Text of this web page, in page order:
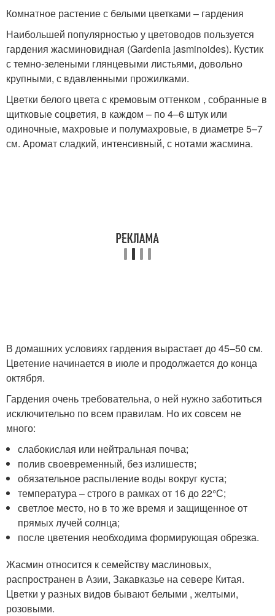
Комнатное растение с белыми цветками – гардения
Наибольшей популярностью у цветоводов пользуется
гардения жасминовидная (Gardenia jasminoides). Кустик
с темно-зелеными глянцевыми листьями, довольно
крупными, с вдавленными прожилками.
Цветки белого цвета с кремовым оттенком , собранные в
щитковые соцветия, в каждом – по 4–6 штук или
одиночные, махровые и полумахровые, в диаметре 5–7
см. Аромат сладкий, интенсивный, с нотами жасмина.
В домашних условиях гардения вырастает до 45–50 см.
Цветение начинается в июле и продолжается до конца
октября.
Гардения очень требовательна, о ней нужно заботиться
исключительно по всем правилам. Но их совсем не
много:
слабокислая или нейтральная почва;
полив своевременный, без излишеств;
обязательное распыление воды вокруг куста;
температура – строго в рамках от 16 до 22°С;
светлое место, но в то же время и защищенное от
прямых лучей солнца;
после цветения необходима формирующая обрезка.
Жасмин относится к семейству маслиновых,
распространен в Азии, Закавказье на севере Китая.
Цветки у разных видов бывают белыми , желтыми,
розовыми.